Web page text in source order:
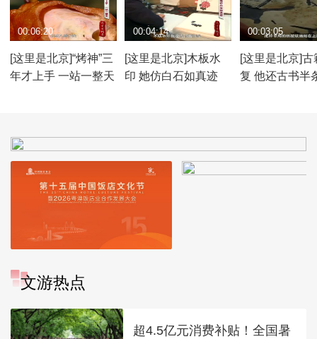
[这里是北京]“烤神”三
年才上手 一站一整天
00:06:20
[这里是北京]木板水
印 她仿白石如真迹
00:04:14
[这里是北京]古
复 他还古书半
00:03:05
文游热点
超4.5亿元消费补贴！全国暑